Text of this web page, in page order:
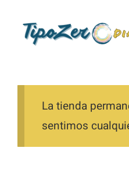
contenido
La tienda
sentimos